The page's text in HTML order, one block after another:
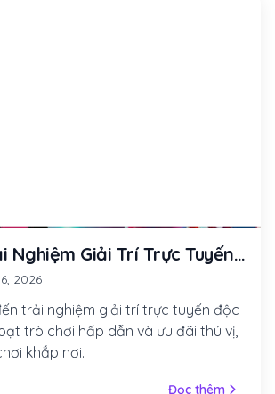
Nghiệm Giải Trí Trực Tuyến
Thời Đại
2026
trải nghiệm giải trí trực tuyến độc
trò chơi hấp dẫn và ưu đãi thú vị,
khắp nơi.
Đọc thêm